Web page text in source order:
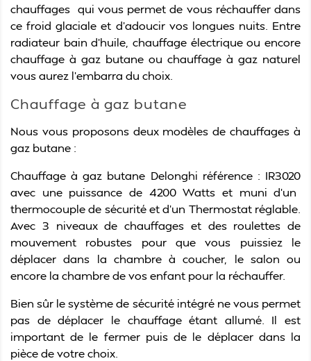
chauffages qui vous permet de vous réchauffer dans
ce froid glaciale et d’adoucir vos longues nuits. Entre
radiateur bain d’huile, chauffage électrique ou encore
chauffage à gaz butane ou chauffage à gaz naturel
vous aurez l’embarra du choix.
Chauffage à gaz butane
Nous vous proposons deux modèles de chauffages à
gaz butane :
Chauffage à gaz butane Delonghi référence : IR3020
avec une puissance de 4200 Watts et muni d’un
thermocouple de sécurité et d’un Thermostat réglable.
Avec 3 niveaux de chauffages et des roulettes de
mouvement robustes pour que vous puissiez le
déplacer dans la chambre à coucher, le salon ou
encore la chambre de vos enfant pour la réchauffer.
Bien sûr le système de sécurité intégré ne vous permet
pas de déplacer le chauffage étant allumé. Il est
important de le fermer puis de le déplacer dans la
pièce de votre choix.